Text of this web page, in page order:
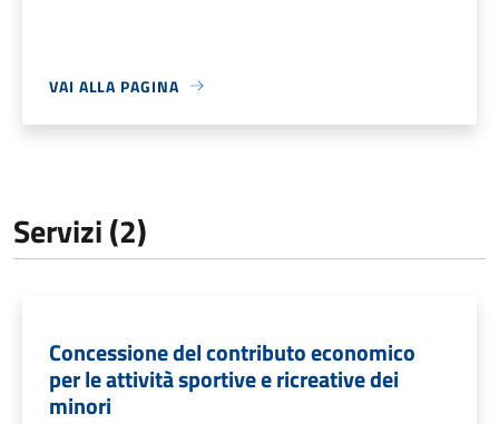
VAI ALLA PAGINA
Servizi (2)
Concessione del contributo economico
per le attività sportive e ricreative dei
minori